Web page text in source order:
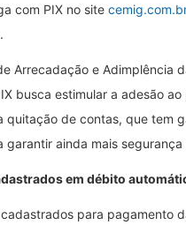
com PIX no site
Arrecadação e Adimplência
busca estimular a adesão
quitação de contas, que tem
garantir ainda mais
em débito
para pagamento